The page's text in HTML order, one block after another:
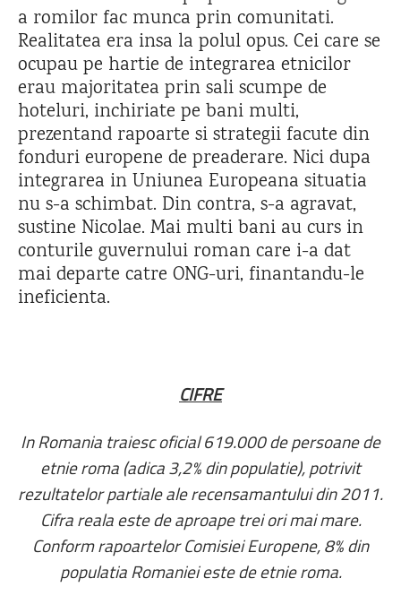
a romilor fac munca prin comunitati.
Realitatea era insa la polul opus. Cei care se
ocupau pe hartie de integrarea etnicilor
erau majoritatea prin sali scumpe de
hoteluri, inchiriate pe bani multi,
prezentand rapoarte si strategii facute din
fonduri europene de preaderare. Nici dupa
integrarea in Uniunea Europeana situatia
nu s-a schimbat. Din contra, s-a agravat,
sustine Nicolae. Mai multi bani au curs in
conturile guvernului roman care i-a dat
mai departe catre ONG-uri, finantandu-le
ineficienta.
CIFRE
In Romania traiesc oficial 619.000 de persoane de
etnie roma (adica 3,2% din populatie), potrivit
rezultatelor partiale ale recensamantului din 2011.
Cifra reala este de aproape trei ori mai mare.
Conform rapoartelor Comisiei Europene, 8% din
populatia Romaniei este de etnie roma.